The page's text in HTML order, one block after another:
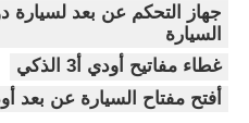
جهاز التحكم عن بعد لسيارة
السيارة
غطاء مفاتيح أودي أ3 الذكي
أفتح مفتاح السيارة عن بعد